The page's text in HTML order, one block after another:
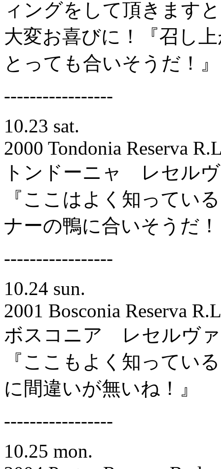
ィングをして頂きますと
大変お喜びに！『召し
とっても合いそうだ！』
-----------------
10.23 sat.
2000 Tondonia Reserva
トンドーニャ レセル
『ここはよく知ってい
ナーの鴨に合いそうだ
-----------------
10.24 sun.
2001 Bosconia Reserva
ボスコニア レセルヴ
『ここもよく知ってい
に間違いが無いね！』
-----------------
10.25 mon.